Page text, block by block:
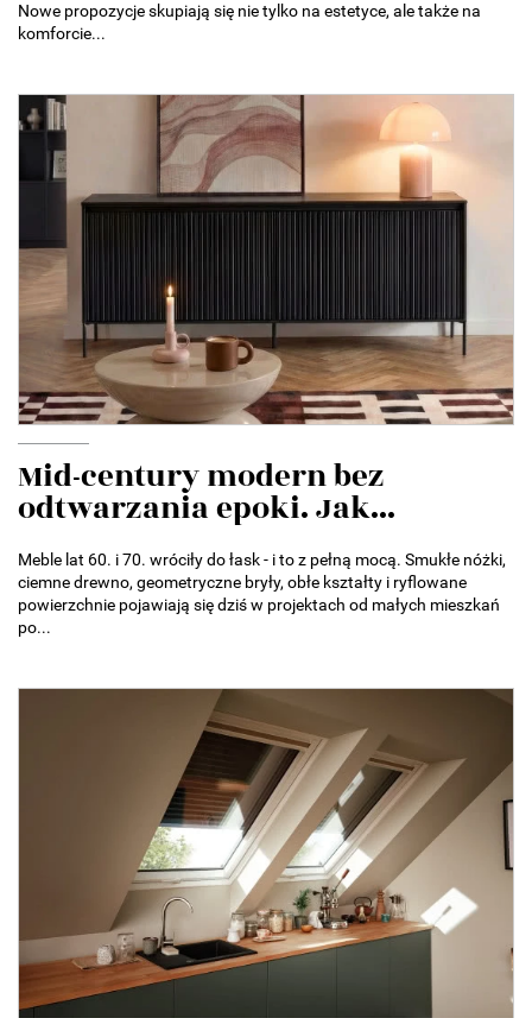
Nowe propozycje skupiają się nie tylko na estetyce, ale także na
komforcie...
Mid-century modern bez
odtwarzania epoki. Jak...
Meble lat 60. i 70. wróciły do łask - i to z pełną mocą. Smukłe nóżki,
ciemne drewno, geometryczne bryły, obłe kształty i ryflowane
powierzchnie pojawiają się dziś w projektach od małych mieszkań
po...